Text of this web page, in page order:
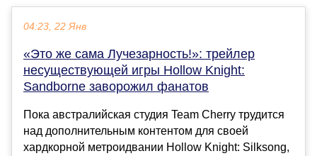
04:23, 22 Янв
«Это же сама Лучезарность!»: трейлер
несуществующей игры Hollow Knight:
Sandborne заворожил фанатов
Пока австралийская студия Team Cherry трудится
над дополнительным контентом для своей
хардкорной метроидвании Hollow Knight: Silksong,